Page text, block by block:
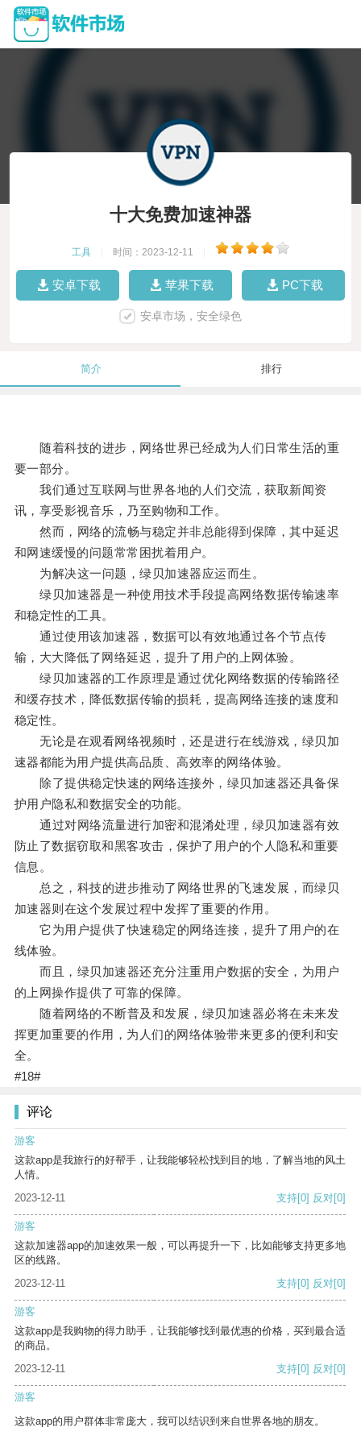
十大免费加速神器
工具 时间：2023-12-11
安卓下载 苹果下载 PC下载
安卓市场，安全绿色
简介 排行
随着科技的进步，网络世界已经成为人们日常生活的重
要一部分。
我们通过互联网与世界各地的人们交流，获取新闻资
讯，享受影视音乐，乃至购物和工作。
然而，网络的流畅与稳定并非总能得到保障，其中延迟
和网速缓慢的问题常常困扰着用户。
为解决这一问题，绿贝加速器应运而生。
绿贝加速器是一种使用技术手段提高网络数据传输速率
和稳定性的工具。
通过使用该加速器，数据可以有效地通过各个节点传
输，大大降低了网络延迟，提升了用户的上网体验。
绿贝加速器的工作原理是通过优化网络数据的传输路径
和缓存技术，降低数据传输的损耗，提高网络连接的速度和
稳定性。
无论是在观看网络视频时，还是进行在线游戏，绿贝加
速器都能为用户提供高品质、高效率的网络体验。
除了提供稳定快速的网络连接外，绿贝加速器还具备保
护用户隐私和数据安全的功能。
通过对网络流量进行加密和混淆处理，绿贝加速器有效
防止了数据窃取和黑客攻击，保护了用户的个人隐私和重要
信息。
总之，科技的进步推动了网络世界的飞速发展，而绿贝
加速器则在这个发展过程中发挥了重要的作用。
它为用户提供了快速稳定的网络连接，提升了用户的在
线体验。
而且，绿贝加速器还充分注重用户数据的安全，为用户
的上网操作提供了可靠的保障。
随着网络的不断普及和发展，绿贝加速器必将在未来发
挥更加重要的作用，为人们的网络体验带来更多的便利和安
全。
#18#
评论
游客
这款app是我旅行的好帮手，让我能够轻松找到目的地，了解当地的风土
人情。
2023-12-11
支持[0] 反对[0]
游客
这款加速器app的加速效果一般，可以再提升一下，比如能够支持更多地
区的线路。
2023-12-11
支持[0] 反对[0]
游客
这款app是我购物的得力助手，让我能够找到最优惠的价格，买到最合适
的商品。
2023-12-11
支持[0] 反对[0]
游客
这款app的用户群体非常庞大，我可以结识到来自世界各地的朋友。